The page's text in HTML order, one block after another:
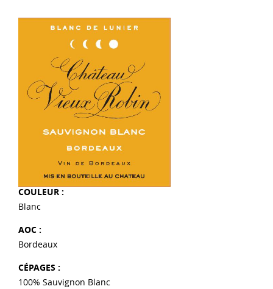
COULEUR :
Blanc
AOC :
Bordeaux
CÉPAGES :
100% Sauvignon Blanc